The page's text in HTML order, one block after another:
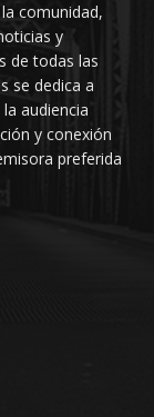
comunidad,
y
de todas las
se dedica a
audiencia
y conexión
preferida